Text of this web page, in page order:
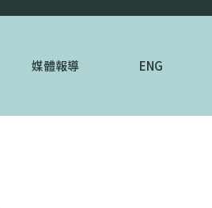
媒體報導 ENG